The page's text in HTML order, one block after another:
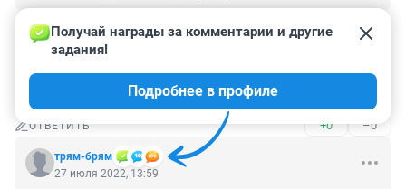
ОТВЕТИТЬ –2
Гость
Недостаток товара ,в этом причина.
ОТВЕТИТЬ +0 –0
трям-брям
Получай награды за комментарии и другие
задания!
Подробнее в профиле
27 июля 2022, 13:59